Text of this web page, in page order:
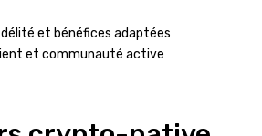
et bénéfices adaptées
et communauté active